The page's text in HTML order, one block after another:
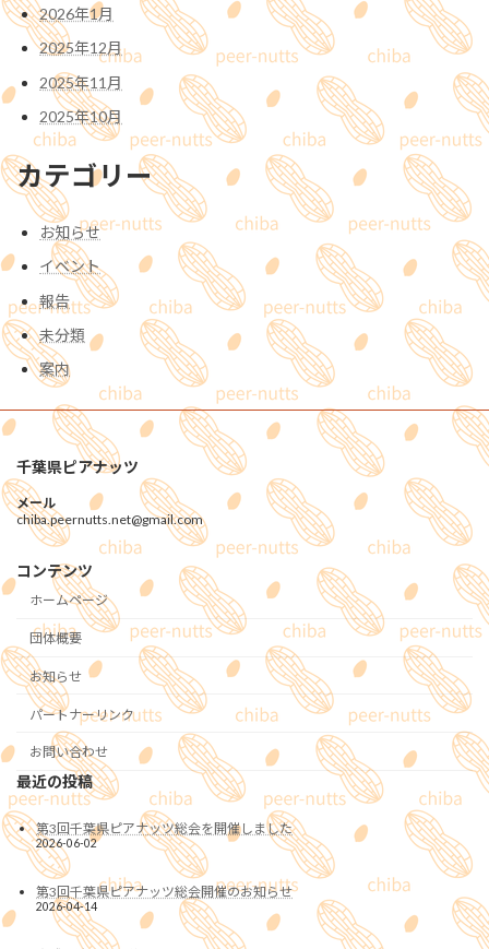
2026年1月
2025年12月
2025年11月
2025年10月
カテゴリー
お知らせ
イベント
報告
未分類
案内
千葉県ピアナッツ
メール
chiba.peernutts.net@gmail.com
コンテンツ
ホームページ
団体概要
お知らせ
パートナーリンク
お問い合わせ
最近の投稿
第3回千葉県ピアナッツ総会を開催しました
2026-06-02
第3回千葉県ピアナッツ総会開催のお知らせ
2026-04-14